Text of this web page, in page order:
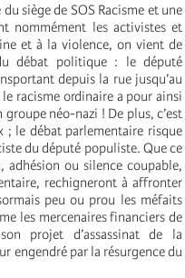
siège de SOS Racisme et une
nommément les activistes et
et à la violence, on vient de
débat politique : le député
depuis la rue jusqu’au
racisme ordinaire a pour ainsi
néo-nazi ! De plus, c’est
; le débat parlementaire risque
du député populiste. Que ce
ou silence coupable,
rechigneront à affronter
peu ou prou les méfaits
les mercenaires financiers de
projet d’assassinat de la
engendré par la résurgence du